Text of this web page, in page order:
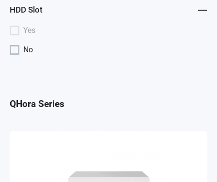
HDD Slot
Yes
No
QHora Series